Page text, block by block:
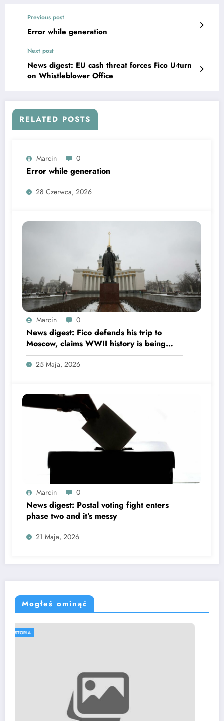
Previous post
Error while generation
Next post
News digest: EU cash threat forces Fico U-turn
on Whistleblower Office
RELATED POSTS
Marcin 0
Error while generation
28 Czerwca, 2026
Marcin 0
News digest: Fico defends his trip to
Moscow, claims WWII history is being
'distorted’
25 Maja, 2026
Marcin 0
News digest: Postal voting fight enters
phase two and it’s messy
21 Maja, 2026
Mogłeś ominąć